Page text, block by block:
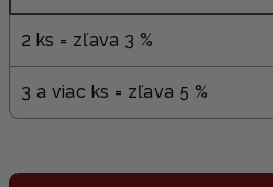
2 ks = zľava 3 %
3 a viac ks = zľava 5 %